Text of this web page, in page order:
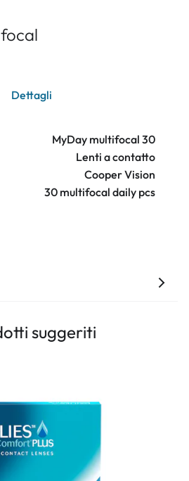
Dettagli
MyDay multifocal 30
Lenti a contatto
Cooper Vision
30 multifocal daily pcs
suggeriti